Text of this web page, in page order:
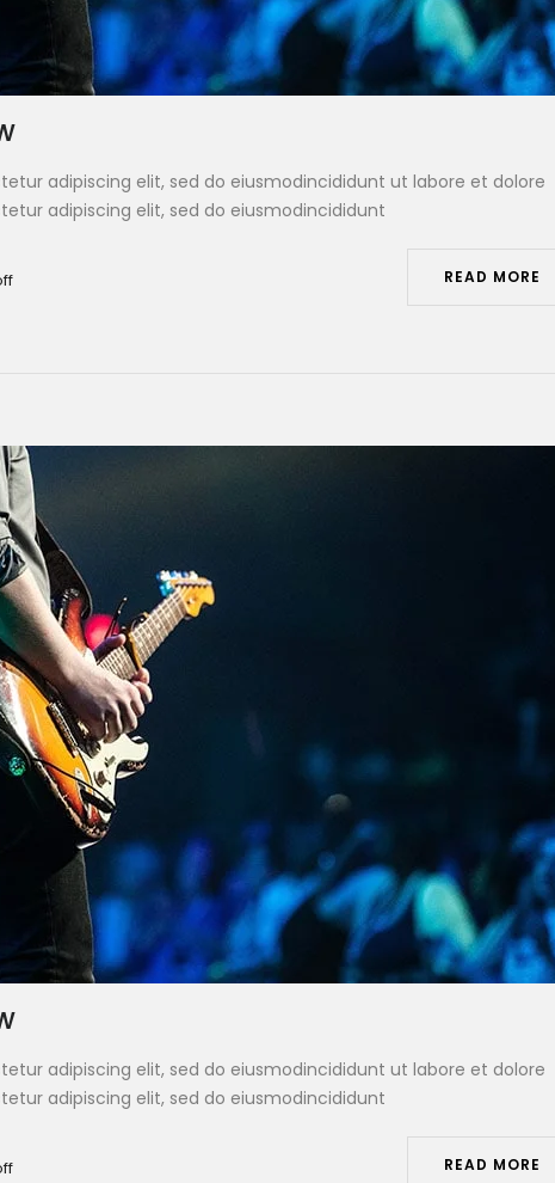
adipiscing elit, sed do eiusmodincididunt ut labore et dolore
adipiscing elit, sed do eiusmodincididunt
READ MORE
adipiscing elit, sed do eiusmodincididunt ut labore et dolore
adipiscing elit, sed do eiusmodincididunt
READ MORE